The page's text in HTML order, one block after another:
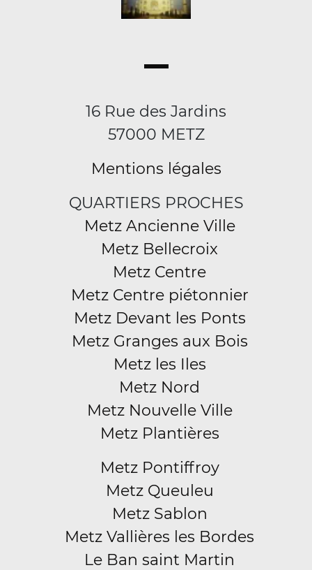
16 Rue des Jardins
57000 METZ
Mentions légales
QUARTIERS PROCHES
Metz Ancienne Ville
Metz Bellecroix
Metz Centre
Metz Centre piétonnier
Metz Devant les Ponts
Metz Granges aux Bois
Metz les Iles
Metz Nord
Metz Nouvelle Ville
Metz Plantières
Metz Pontiffroy
Metz Queuleu
Metz Sablon
Metz Vallières les Bordes
Le Ban saint Martin